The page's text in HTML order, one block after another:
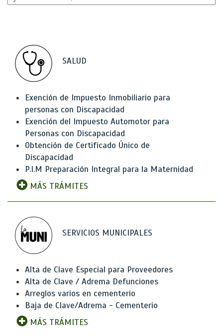
SALUD
Exención de Impuesto Inmobiliario para
personas con Discapacidad
Exención del Impuesto Automotor para
Personas con Discapacidad
Obtención de Certificado Único de
Discapacidad
P.I.M Preparación Integral para la Maternidad
MÁS TRÁMITES
SERVICIOS MUNICIPALES
Alta de Clave Especial para Proveedores
Alta de Clave / Adrema Defunciones
Arreglos varios en cementerio
Baja de Clave/Adrema - Cementerio
MÁS TRÁMITES